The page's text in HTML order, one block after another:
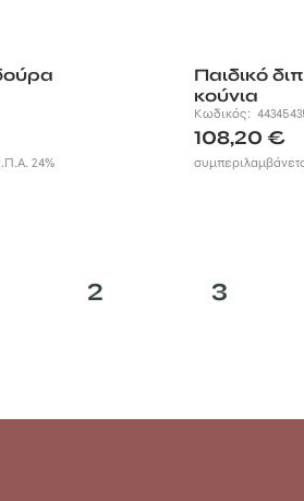
24%
Παιδικό
κούνια
Κωδικός:
108,20 €
2 3